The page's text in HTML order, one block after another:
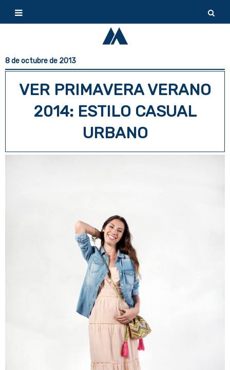
8 de octubre de 2013
VER PRIMAVERA VERANO
2014: ESTILO CASUAL
URBANO